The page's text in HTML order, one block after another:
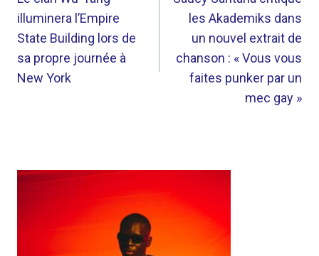
L’ARTICLE
illuminera l’Empire
State Building lors de
sa propre journée à
New York
les Akademiks dans
un nouvel extrait de
chanson : « Vous vous
faites punker par un
mec gay »